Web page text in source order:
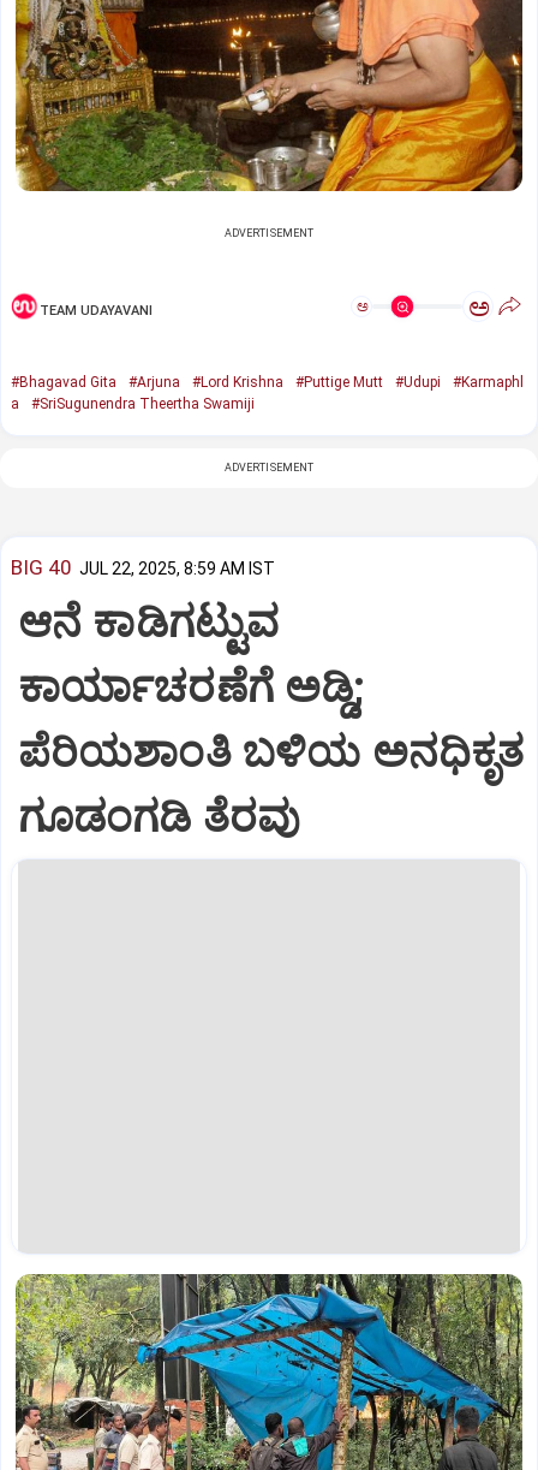
ADVERTISEMENT
TEAM UDAYAVANI ಅ ಅ
#Bhagavad Gita #Arjuna #Lord Krishna #Puttige Mutt #Udupi
#Karmaphl
a
#SriSugunendra Theertha Swamiji
ADVERTISEMENT
BIG 40 JUL 22, 2025, 8:59 AM IST
ಆನೆ ಕಾಡಿಗಟ್ಟುವ
ಕಾರ್ಯಾಚರಣೆಗೆ ಅಡ್ಡಿ;
ಪೆರಿಯಶಾಂತಿ ಬಳಿಯ ಅನಧಿಕೃತ
ಗೂಡಂಗಡಿ ತೆರವು